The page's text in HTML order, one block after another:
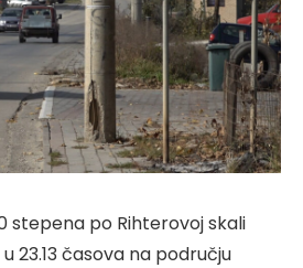
stepena po Rihterovoj skali
23.13 časova na području